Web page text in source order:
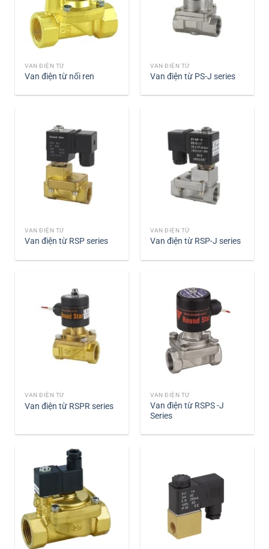
VAN ĐIỆN TỪ
Van điện từ nối ren
VAN ĐIỆN TỪ
Van điện từ PS-J series
VAN ĐIỆN TỪ
Van điện từ RSP series
VAN ĐIỆN TỪ
Van điện từ RSP-J series
VAN ĐIỆN TỪ
Van điện từ RSPR series
VAN ĐIỆN TỪ
Van điện từ RSPS -J
Series